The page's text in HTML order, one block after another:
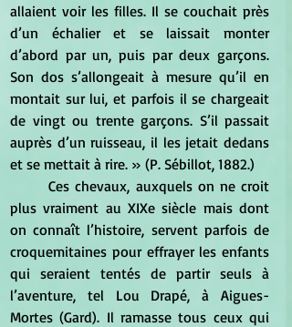
allaient voir les filles. Il se couchait près
d’un échalier et se laissait monter
d’abord par un, puis par deux garçons.
Son dos s’allongeait à mesure qu’il en
montait sur lui, et parfois il se chargeait
de vingt ou trente garçons. S’il passait
auprès d’un ruisseau, il les jetait dedans
et se mettait à rire. » (P. Sébillot, 1882.)
	Ces chevaux, auxquels on ne croit
plus vraiment au XIXe siècle mais dont
on connaît l’histoire, servent parfois de
croquemitaines pour effrayer les enfants
qui seraient tentés de partir seuls à
l’aventure, tel Lou Drapé, à Aigues-
Mortes (Gard). Il ramasse tous ceux qui